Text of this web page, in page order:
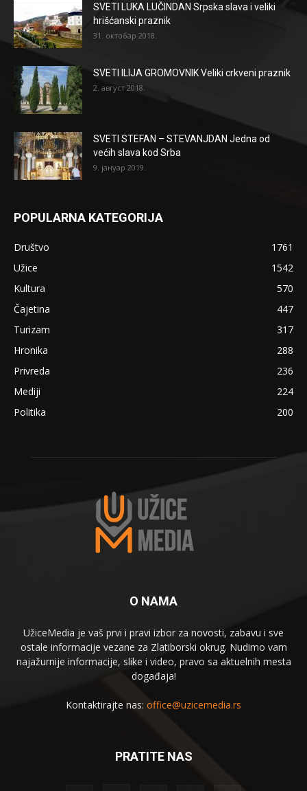
SVETI LUKA LUČINDAN Srpska slava i veliki
hrišćanski praznik
31. октобар 2018.
SVETI ILIJA GROMOVNIK Veliki crkveni praznik
2. август 2018.
SVETI STEFAN – STEVANJDAN Jedna od
većih slava kod Srba
9. јануар 2019.
POPULARNA KATEGORIJA
Društvo
1761
Užice
1542
Kultura
570
Čajetina
447
Turizam
317
Hronika
288
Privreda
236
Mediji
224
Politika
200
O NAMA
UžiceMedia je vaš prvi i pravi izbor za novosti, zabavu i sve
ostale informacije vezane za Zlatiborski okrug. Nudimo vam
najažurnije informacije, slike i video, pravo sa aktuelnih mesta
događaja!
Kontaktirajte nas: office@uzicemedia.rs
PRATITE NAS